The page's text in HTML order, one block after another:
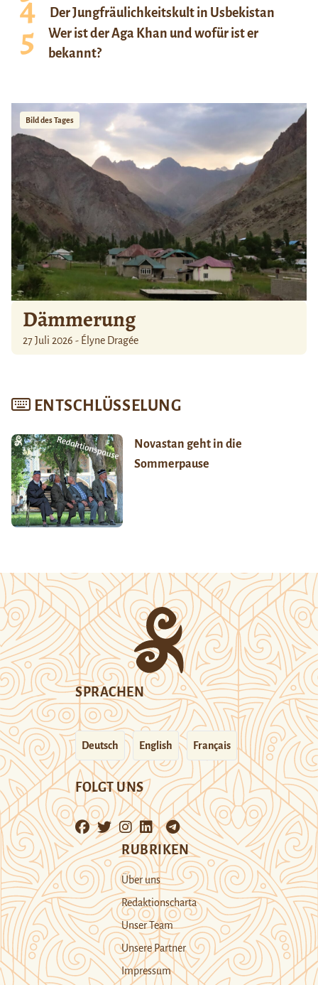
Der Jungfräulichkeitskult in Usbekistan
Wer ist der Aga Khan und wofür ist er
bekannt?
Bild des Tages
Dämmerung
27 Juli 2026 - Élyne Dragée
ENTSCHLÜSSELUNG
Novastan geht in die
Sommerpause
SPRACHEN
Deutsch English Français
FOLGT UNS
RUBRIKEN
Über uns
Redaktionscharta
Unser Team
Unsere Partner
Impressum